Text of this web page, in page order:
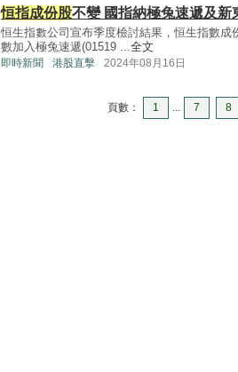
恒指成份股不變 國指納極兔速遞及新
恒生指數公司宣布季度檢討結果，恒生指數
數加入極兔速遞(01519 ...全文
即時新聞 港股直擊 2024年08月16日
頁數： 1 ... 7 8